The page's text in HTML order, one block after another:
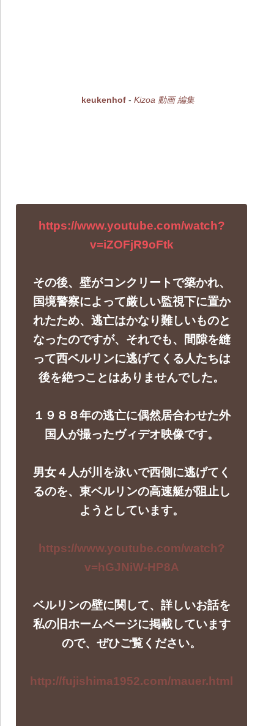
keukenhof- Kizoa 動画 編集
https://www.youtube.com/watch?
v=iZOFjR9oFtk
その後、壁がコンクリートで築かれ、
国境警察によって厳しい監視下に置か
れたため、逃亡はかなり難しいものと
なったのですが、それでも、間隙を縫
って西ベルリンに逃げてくる人たちは
後を絶つことはありませんでした。
１９８８年の逃亡に偶然居合わせた外
国人が撮ったヴィデオ映像です。
男女４人が川を泳いで西側に逃げてく
るのを、東ベルリンの高速艇が阻止し
ようとしています。
https://www.youtube.com/watch?
v=hGJNiW-HP8A
ベルリンの壁に関して、詳しいお話を
私の旧ホームページに掲載しています
ので、ぜひご覧ください。
http://fujishima1952.com/mauer.html